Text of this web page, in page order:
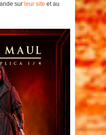
sur leur site et au